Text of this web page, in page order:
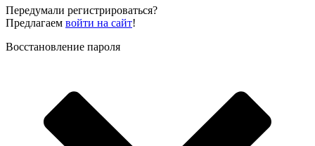
Передумали регистрироваться?
Предлагаем войти на сайт!
Восстановление пароля